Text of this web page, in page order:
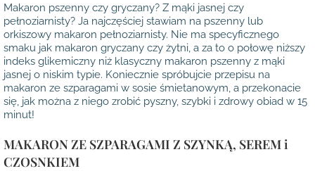
Makaron pszenny czy gryczany? Z mąki jasnej czy
pełnoziarnisty? Ja najczęściej stawiam na pszenny lub
orkiszowy makaron pełnoziarnisty. Nie ma specyficznego
smaku jak makaron gryczany czy żytni, a za to o połowę niższy
indeks glikemiczny niż klasyczny makaron pszenny z mąki
jasnej o niskim typie. Koniecznie spróbujcie przepisu na
makaron ze szparagami w sosie śmietanowym, a przekonacie
się, jak można z niego zrobić pyszny, szybki i zdrowy obiad w 15
minut!
MAKARON ZE SZPARAGAMI Z SZYNKĄ, SEREM i
CZOSNKIEM